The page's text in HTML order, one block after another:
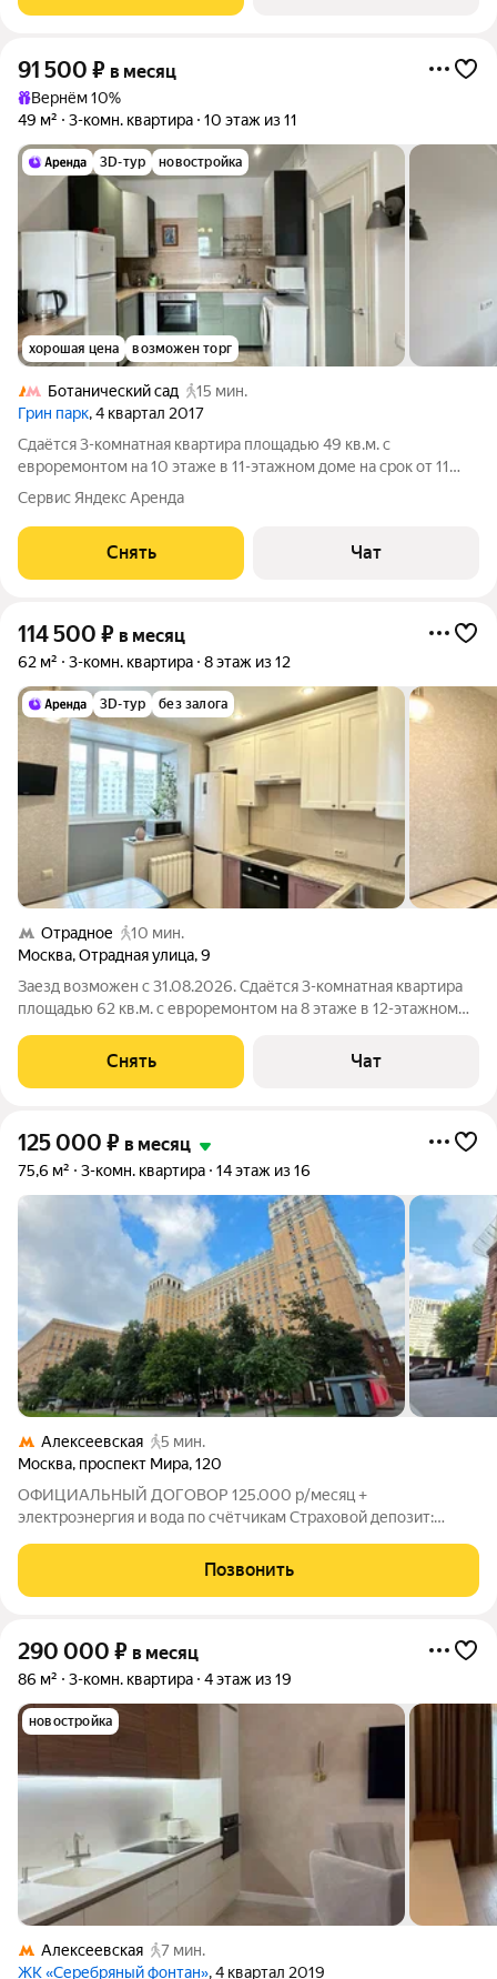
91 500 ₽ в месяц
Вернём 10%
49 м²
3-комн. квартира 10 этаж из 11
3D-тур новостройка
хорошая цена возможен торг
Ботанический сад
15 мин.
Грин парк, 4 квартал 2017
Сдаётся 3-комнатная квартира площадью 49 кв.м. с
евроремонтом на 10 этаже в 11-этажном доме на срок от 11
месяцев. Из техники есть: Телевизор Духовой шкаф
Стиральная машина Холодильник Кондиционер
Микроволновка Дом - монолитный, окна выходят во
Сервис Яндекс Аренда
Снять Чат
114 500 ₽ в месяц
62 м² 3-комн. квартира 8 этаж из 12
3D-тур без залога
Отрадное
10 мин.
Москва,Отрадная улица,9
Заезд возможен с 31.08.2026. Сдаётся 3-комнатная квартира
площадью 62 кв.м. с евроремонтом на 8 этаже в 12-этажном
Духовой шкаф Стиральная машина Холодильник
Посудомоечная машина Бойлер
Снять Чат
125 000 ₽ в месяц
75,6 м² 3-комн. квартира 14 этаж из 16
Алексеевская
5 мин.
Москва, проспект Мира,120
ОФИЦИАЛЬНЫЙ ДОГОВОР 125.000 р/месяц +
электроэнергия и вода по счётчикам Страховой депозит:
двумя частями) Комиссия агентства: 30% при заселении
Потолки: 3,10 м Комнаты: 20 - 15 - 14,5 кв.м.
Позвонить
290 000 ₽ в месяц
86 м² 3-комн. квартира 4 этаж из 19
новостройка
Алексеевская
7 мин.
ЖК «Серебряный фонтан», 4 квартал 2019